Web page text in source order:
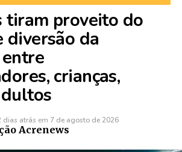
tiram proveito do
diversão da
entre
crianças,
dias atrás em 7 de agosto de 2026
Acrenews